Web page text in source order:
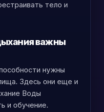
тело и
важны
нужны
Здесь они еще и
Воды
и обучение.